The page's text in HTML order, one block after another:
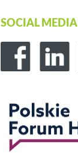
SOCIAL MEDIA